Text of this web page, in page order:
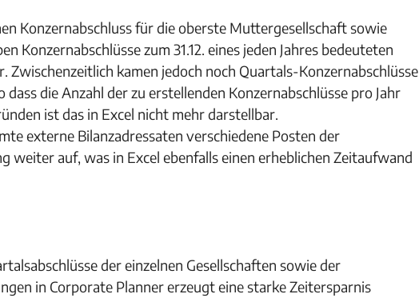
Konzernabschluss für die oberste Muttergesellschaft sowie
Konzernabschlüsse zum 31.12. eines jeden Jahres bedeuteten
Zwischenzeitlich kamen jedoch noch Quartals-Konzernabschlüsse
die Anzahl der zu erstellenden Konzernabschlüsse pro Jahr
ist das in Excel nicht mehr darstellbar.
externe Bilanzadressaten verschiedene Posten der
weiter auf, was in Excel ebenfalls einen erheblichen Zeitaufwand
der einzelnen Gesellschaften sowie der
in Corporate Planner erzeugt eine starke Zeitersparnis